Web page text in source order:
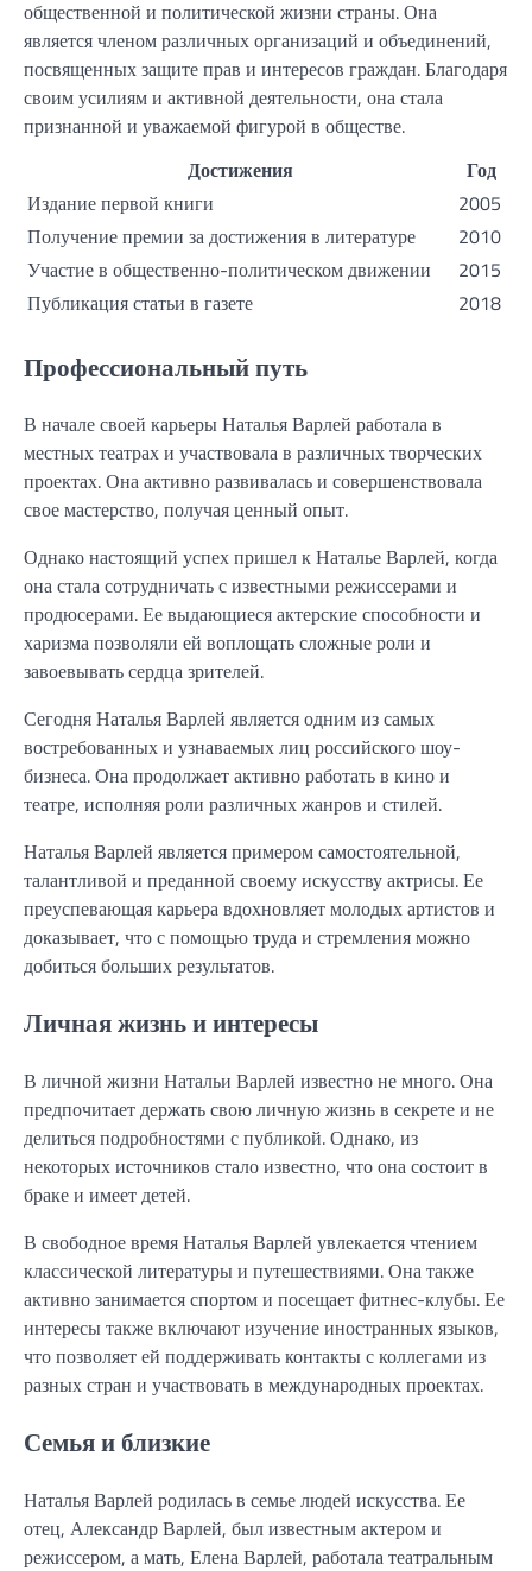
общественной и политической жизни страны. Она
является членом различных организаций и объединений,
посвященных защите прав и интересов граждан. Благодаря
своим усилиям и активной деятельности, она стала
признанной и уважаемой фигурой в обществе.
Достижения
Год
Издание первой книги
2005
Получение премии за достижения в литературе
2010
Участие в общественно-политическом движении
2015
Публикация статьи в газете
2018
Профессиональный путь
В начале своей карьеры Наталья Варлей работала в
местных театрах и участвовала в различных творческих
проектах. Она активно развивалась и совершенствовала
свое мастерство, получая ценный опыт.
Однако настоящий успех пришел к Наталье Варлей, когда
она стала сотрудничать с известными режиссерами и
продюсерами. Ее выдающиеся актерские способности и
харизма позволяли ей воплощать сложные роли и
завоевывать сердца зрителей.
Сегодня Наталья Варлей является одним из самых
востребованных и узнаваемых лиц российского шоу-
бизнеса. Она продолжает активно работать в кино и
театре, исполняя роли различных жанров и стилей.
Наталья Варлей является примером самостоятельной,
талантливой и преданной своему искусству актрисы. Ее
преуспевающая карьера вдохновляет молодых артистов и
доказывает, что с помощью труда и стремления можно
добиться больших результатов.
Личная жизнь и интересы
В личной жизни Натальи Варлей известно не много. Она
предпочитает держать свою личную жизнь в секрете и не
делиться подробностями с публикой. Однако, из
некоторых источников стало известно, что она состоит в
браке и имеет детей.
В свободное время Наталья Варлей увлекается чтением
классической литературы и путешествиями. Она также
активно занимается спортом и посещает фитнес-клубы. Ее
интересы также включают изучение иностранных языков,
что позволяет ей поддерживать контакты с коллегами из
разных стран и участвовать в международных проектах.
Семья и близкие
Наталья Варлей родилась в семье людей искусства. Ее
отец, Александр Варлей, был известным актером и
режиссером, а мать, Елена Варлей, работала театральным